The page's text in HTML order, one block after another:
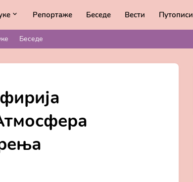
Репортаже Беседе Вести Путописи
Беседе